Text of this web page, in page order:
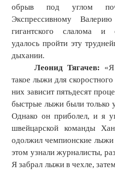
обрыв под углом
Экспрессивному
гигантского слалома и
удалось пройти эту
дыхании.
Леонид Тягачев:
такое лыжи для
них зависит пятьдесят
быстрые лыжи были только
Однако он приболел, и я
швейцарской команды
одолжил чемпионские
этом узнали журналисты,
Я забрал лыжи в чехле,